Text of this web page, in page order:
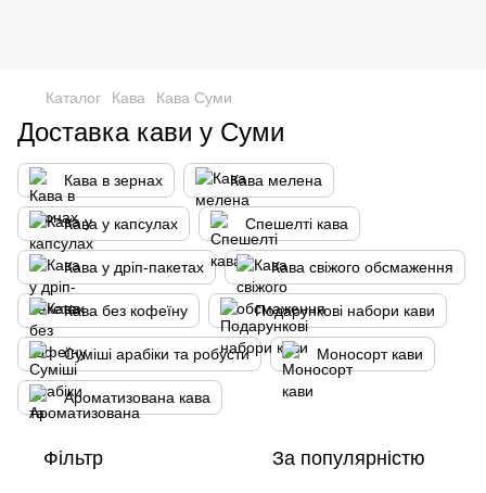
Каталог Кава Кава Суми
Доставка кави у Суми
Кава в зернах Кава мелена
Кава у капсулах Спешелті кава
Кава у дріп-пакетах Кава свіжого обсмаження
Кава без кофеїну Подарункові набори кави
Суміші арабіки та робусти Моносорт кави
Ароматизована кава
Фільтр За популярністю